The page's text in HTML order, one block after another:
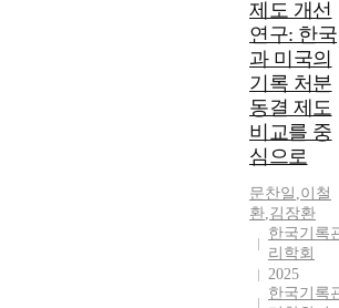
제도 개선
연구: 한국
과 미국의
기록 처분
동결 제도
비교를 중
심으로
문찬일 ,이철
환,김장환
한국기록
리학회
2025
한국기록